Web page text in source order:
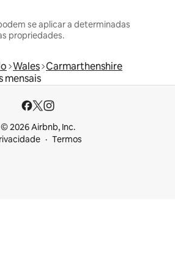
se aplicar a determinadas
propriedades.
Wales Carmarthenshire
mensais
© 2026 Airbnb, Inc.
Termos